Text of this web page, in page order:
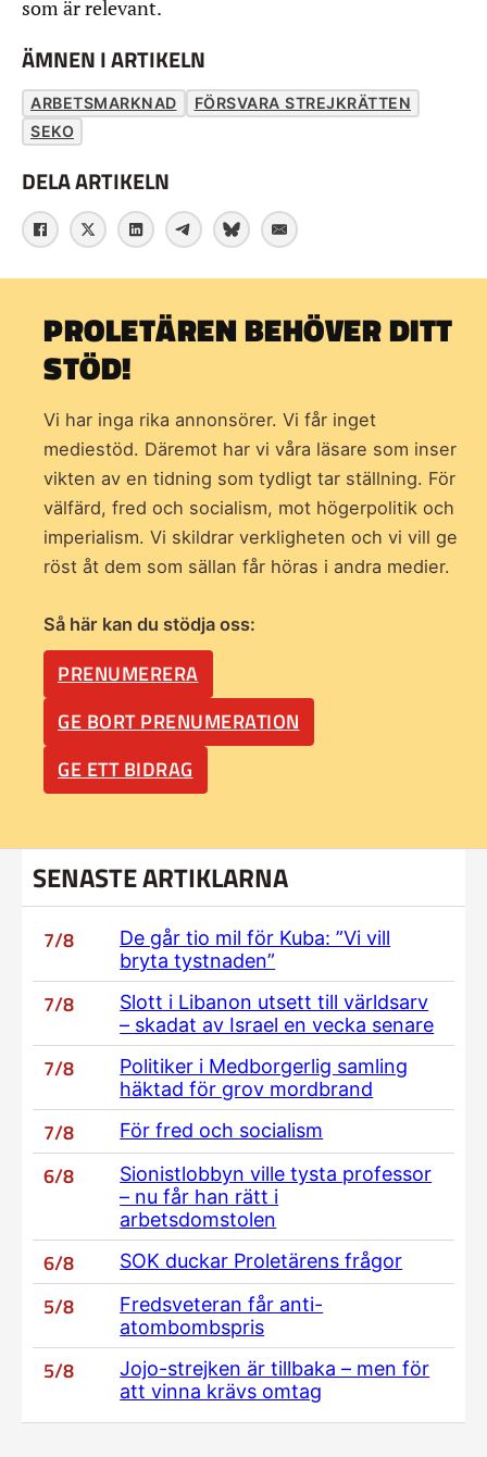
som är relevant.
ÄMNEN I ARTIKELN
ARBETSMARKNAD
FÖRSVARA STREJKRÄTTEN
SEKO
DELA ARTIKELN
PROLETÄREN BEHÖVER DITT
STÖD!
Vi har inga rika annonsörer. Vi får inget
mediestöd. Däremot har vi våra läsare som inser
vikten av en tidning som tydligt tar ställning. För
välfärd, fred och socialism, mot högerpolitik och
imperialism. Vi skildrar verkligheten och vi vill ge
röst åt dem som sällan får höras i andra medier.
Så här kan du stödja oss:
PRENUMERERA
GE BORT PRENUMERATION
GE ETT BIDRAG
SENASTE ARTIKLARNA
7/8
De går tio mil för Kuba: ”Vi vill
bryta tystnaden”
7/8
Slott i Libanon utsett till världsarv
– skadat av Israel en vecka senare
7/8
Politiker i Medborgerlig samling
häktad för grov mordbrand
7/8 För fred och socialism
6/8
Sionistlobbyn ville tysta professor
– nu får han rätt i
arbetsdomstolen
6/8 SOK duckar Proletärens frågor
5/8
Fredsveteran får anti-
atombombspris
5/8
Jojo-strejken är tillbaka – men för
att vinna krävs omtag